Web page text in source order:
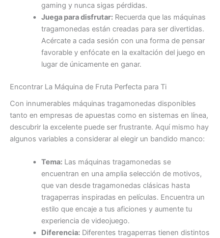
gaming y nunca sigas pérdidas.
Juega para disfrutar:Recuerda que las máquinas
tragamonedas están creadas para ser divertidas.
Acércate a cada sesión con una forma de pensar
favorable y enfócate en la exaltación del juego en
lugar de únicamente en ganar.
Encontrar La Máquina de Fruta Perfecta para Ti
Con innumerables máquinas tragamonedas disponibles
tanto en empresas de apuestas como en sistemas en línea,
descubrir la excelente puede ser frustrante. Aquí mismo hay
algunos variables a considerar al elegir un bandido manco:
Tema:Las máquinas tragamonedas se
encuentran en una amplia selección de motivos,
que van desde tragamonedas clásicas hasta
tragaperras inspiradas en películas. Encuentra un
estilo que encaje a tus aficiones y aumente tu
experiencia de videojuego.
Diferencia:Diferentes tragaperras tienen distintos